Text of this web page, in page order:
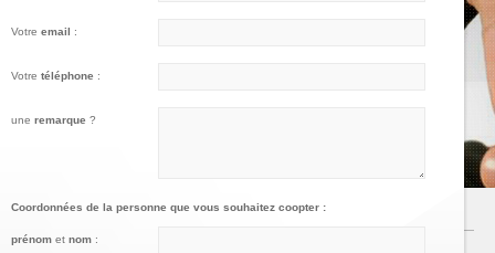
Votre email :
Votre téléphone :
une remarque ?
Coordonnées de la personne que vous souhaitez coopter :
prénom et nom :